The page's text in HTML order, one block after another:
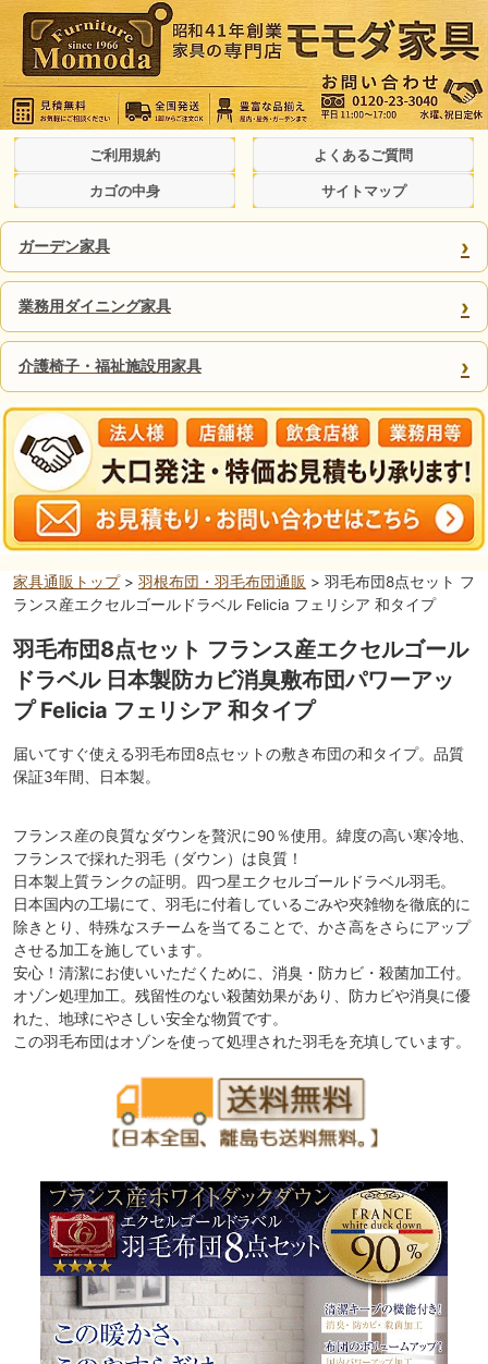
ご利用規約 よくあるご質問
カゴの中身 サイトマップ
ガーデン家具 ›
業務用ダイニング家具 ›
介護椅子・福祉施設用家具 ›
家具通販トップ> 羽根布団・羽毛布団通販 > 羽毛布団8点セット フ
ランス産エクセルゴールドラベル Felicia フェリシア 和タイプ
羽毛布団8点セット フランス産エクセルゴール
ドラベル 日本製防カビ消臭敷布団パワーアッ
プ Felicia フェリシア 和タイプ
届いてすぐ使える羽毛布団8点セットの敷き布団の和タイプ。品質
保証3年間、日本製。
フランス産の良質なダウンを贅沢に90％使用。緯度の高い寒冷地、
フランスで採れた羽毛（ダウン）は良質！
日本製上質ランクの証明。四つ星エクセルゴールドラベル羽毛。
日本国内の工場にて、羽毛に付着しているごみや夾雑物を徹底的に
除きとり、特殊なスチームを当てることで、かさ高をさらにアップ
させる加工を施しています。
安心！清潔にお使いいただくために、消臭・防カビ・殺菌加工付。
オゾン処理加工。残留性のない殺菌効果があり、防カビや消臭に優
れた、地球にやさしい安全な物質です。
この羽毛布団はオゾンを使って処理された羽毛を充填しています。